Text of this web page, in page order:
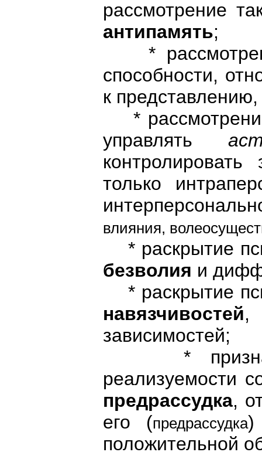
рассмотрение
антипамять;
*
способности,
к
*
управлять
только
влияния,
* раскрытие
безволия и
* раскрытие
навязчивостей,
зависимостей;
* признание
реализуемости
предрассудка,
его (предрассудка)
положительной